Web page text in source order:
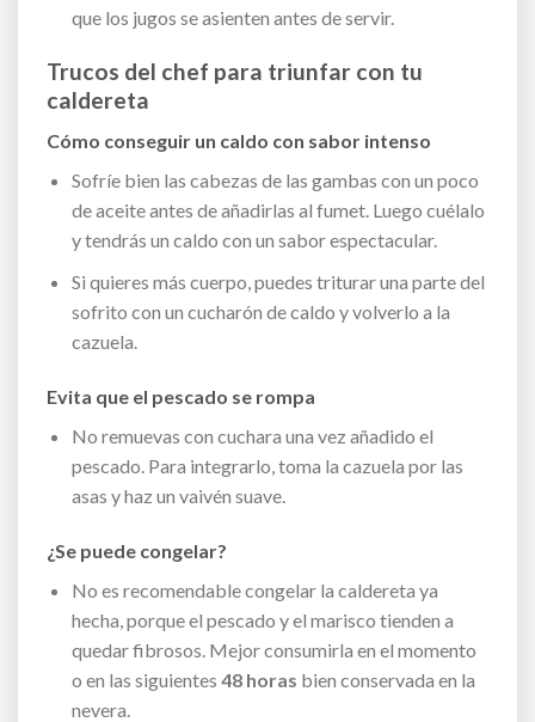
que los jugos se asienten antes de servir.
Trucos del chef para triunfar con tu
caldereta
Cómo conseguir un caldo con sabor intenso
Sofríe bien las cabezas de las gambas con un poco
de aceite antes de añadirlas al fumet. Luego cuélalo
y tendrás un caldo con un sabor espectacular.
Si quieres más cuerpo, puedes triturar una parte del
sofrito con un cucharón de caldo y volverlo a la
cazuela.
Evita que el pescado se rompa
No remuevas con cuchara una vez añadido el
pescado. Para integrarlo, toma la cazuela por las
asas y haz un vaivén suave.
¿Se puede congelar?
No es recomendable congelar la caldereta ya
hecha, porque el pescado y el marisco tienden a
quedar fibrosos. Mejor consumirla en el momento
o en las siguientes 48 horas bien conservada en la
nevera.